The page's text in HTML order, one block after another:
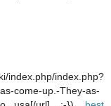
index.php/index.php?
come-up.-They-as-